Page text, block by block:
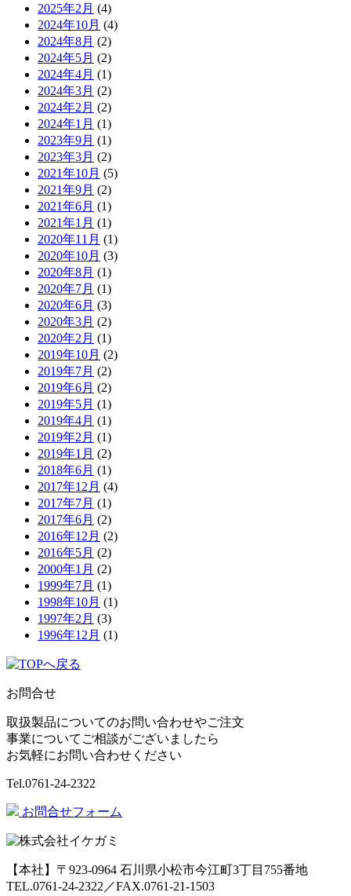
2025年2月 (4)
2024年10月 (4)
2024年8月 (2)
2024年5月 (2)
2024年4月 (1)
2024年3月 (2)
2024年2月 (2)
2024年1月 (1)
2023年9月 (1)
2023年3月 (2)
2021年10月 (5)
2021年9月 (2)
2021年6月 (1)
2021年1月 (1)
2020年11月 (1)
2020年10月 (3)
2020年8月 (1)
2020年7月 (1)
2020年6月 (3)
2020年3月 (2)
2020年2月 (1)
2019年10月 (2)
2019年7月 (2)
2019年6月 (2)
2019年5月 (1)
2019年4月 (1)
2019年2月 (1)
2019年1月 (2)
2018年6月 (1)
2017年12月 (4)
2017年7月 (1)
2017年6月 (2)
2016年12月 (2)
2016年5月 (2)
2000年1月 (2)
1999年7月 (1)
1998年10月 (1)
1997年2月 (3)
1996年12月 (1)
お問合せ
取扱製品についてのお問い合わせやご注文
事業についてご相談がございましたら
お気軽にお問い合わせください
Tel.0761-24-2322
お問合せフォーム
【本社】〒923-0964 石川県小松市今江町3丁目755番地
TEL.0761-24-2322／FAX.0761-21-1503